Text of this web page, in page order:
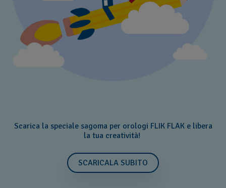
Scarica la speciale sagoma per orologi FLIK FLAK e libera
la tua creatività!
SCARICALA SUBITO